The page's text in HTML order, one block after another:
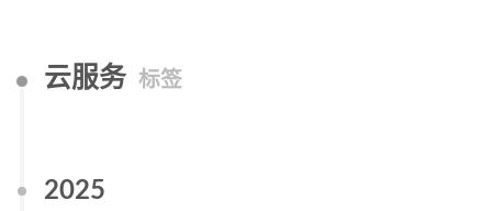
云服务 标签
2025